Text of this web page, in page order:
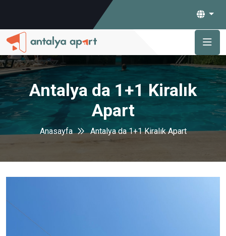
Antalya da 1+1 Kiralık
Apart
Anasayfa Antalya da 1+1 Kiralık Apart